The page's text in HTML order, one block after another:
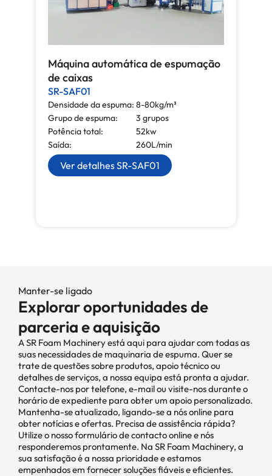
Máquina automática de espumação
de caixas
SR-SAF01
Densidade da espuma: 8-80kg/m³
Grupo de espuma:
3 grupos
Potência total:
52kw
Saída:
260L/min
Ver detalhes SR-SAF01
Manter-se ligado
Explorar oportunidades de
parceria e aquisição
A SR Foam Machinery está aqui para ajudar com todas as
suas necessidades de maquinaria de espuma. Quer se
trate de questões sobre produtos, apoio técnico ou
detalhes de serviços, a nossa equipa está pronta a ajudar.
Contacte-nos por telefone, e-mail ou visite-nos durante o
horário de expediente para obter um apoio personalizado.
Mantenha-se atualizado, ligando-se a nós online para
obter notícias e ofertas. Precisa de assistência rápida?
Utilize o nosso formulário de contacto online e nós
responderemos prontamente. Na SR Foam Machinery, a
sua satisfação é a nossa prioridade e estamos
empenhados em fornecer soluções fiáveis e eficientes.